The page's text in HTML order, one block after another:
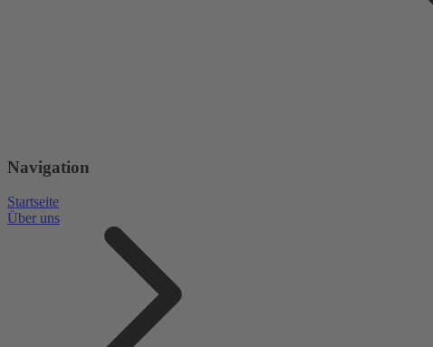
Navigation
Startseite
Über uns